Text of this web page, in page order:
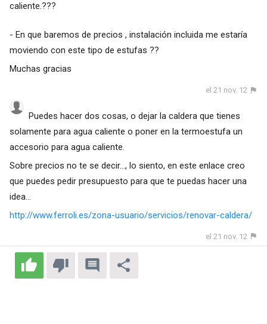
caliente.???
- En que baremos de precios , instalación incluida me estaría
moviendo con este tipo de estufas ??
Muchas gracias
el 21 nov. 12
Puedes hacer dos cosas, o dejar la caldera que tienes
solamente para agua caliente o poner en la termoestufa un
accesorio para agua caliente.
Sobre precios no te se decir..., lo siento, en este enlace creo
que puedes pedir presupuesto para que te puedas hacer una
idea...
http://www.ferroli.es/zona-usuario/servicios/renovar-caldera/
el 21 nov. 12